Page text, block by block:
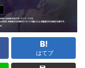
はてブ